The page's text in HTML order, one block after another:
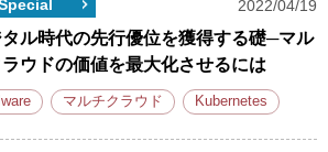
2022/04/19
ル時代の先行優位を獲得する礎─マル
ウドの価値を最大化させるには
マルチクラウド Kubernetes